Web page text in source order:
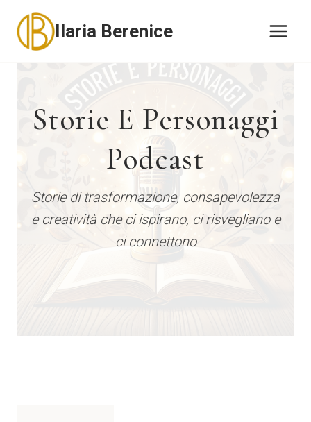
Salta
contenuto
Ilaria Berenice
Storie E Personaggi
Podcast
Storie di trasformazione, consapevolezza
e creatività che ci ispirano, ci risvegliano e
ci connettono